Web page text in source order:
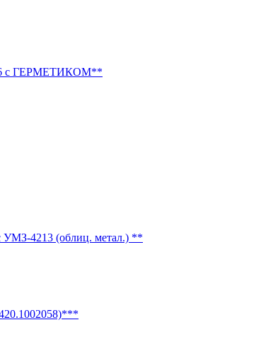
с ГЕРМЕТИКОМ**
УМЗ-4213 (облиц. метал.) **